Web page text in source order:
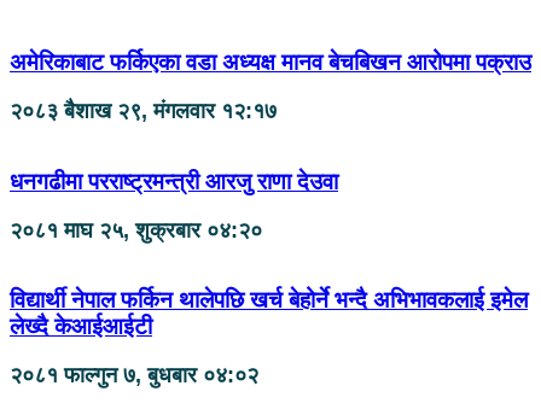
अमेरिकाबाट फर्किएका वडा अध्यक्ष मानव बेचबिखन आरोपमा पक्राउ
२०८३ बैशाख २९, मंगलवार १२:१७
धनगढीमा परराष्ट्रमन्त्री आरजु राणा देउवा
२०८१ माघ २५, शुक्रबार ०४:२०
विद्यार्थी नेपाल फर्किन थालेपछि खर्च बेहोर्ने भन्दै अभिभावकलाई इमेल
लेख्दै केआईआईटी
२०८१ फाल्गुन ७, बुधबार ०४:०२